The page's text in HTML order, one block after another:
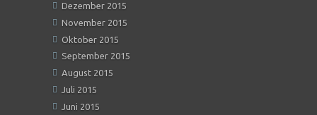
Dezember 2015
November 2015
Oktober 2015
September 2015
August 2015
Juli 2015
Juni 2015